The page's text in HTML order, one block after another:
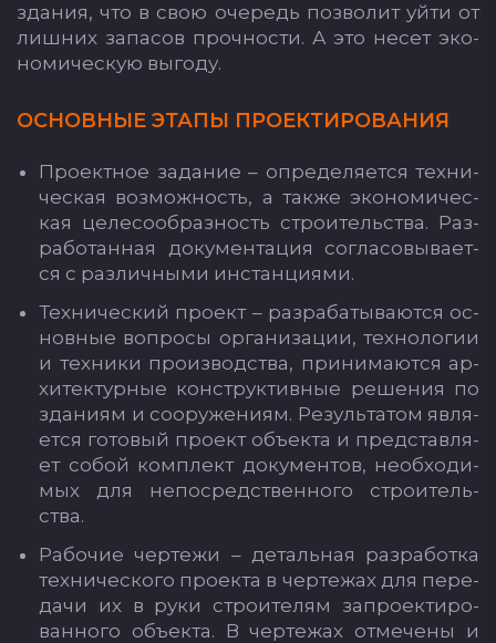
зда­ния, что в свою оче­редь поз­во­лит уй­ти от
лиш­них за­па­сов проч­нос­ти. А это не­сет эко­
но­ми­чес­кую вы­го­ду.
ОС­НОВ­НЫЕ ЭТА­ПЫ ПРО­ЕК­ТИ­РО­ВА­НИЯ
Про­ек­тное за­да­ние – оп­ре­де­ля­ет­ся тех­ни­
чес­кая воз­мож­ность, а так­же эко­но­ми­чес­
кая це­ле­со­об­раз­ность стро­итель­ства. Раз­
ра­бо­тан­ная до­ку­мен­та­ция сог­ла­со­вы­ва­ет­
ся с раз­лич­ны­ми ин­стан­ци­ями.
Тех­ни­чес­кий про­ект – раз­ра­ба­ты­ва­ют­ся ос­
нов­ные воп­ро­сы ор­га­ни­за­ции, тех­но­ло­гии
и тех­ни­ки про­из­водс­тва, при­ни­ма­ют­ся ар­
хи­тек­тур­ные конс­трук­тив­ные ре­ше­ния по
зда­ни­ям и со­ору­же­ни­ям. Ре­зуль­та­том яв­ля­
ет­ся го­то­вый про­ект объ­ек­та и пред­став­ля­
ет со­бой ком­плект до­ку­мен­тов, не­об­хо­ди­
мых для не­пос­редс­твен­но­го стро­итель­
ства.
Ра­бо­чие чер­те­жи – де­таль­ная раз­ра­бот­ка
тех­ни­чес­ко­го про­ек­та в чер­те­жах для пе­ре­
да­чи их в ру­ки стро­ите­лям зап­ро­ек­ти­ро­
ван­но­го объ­ек­та. В чер­те­жах от­ме­че­ны и